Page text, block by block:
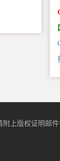
上版权证明邮